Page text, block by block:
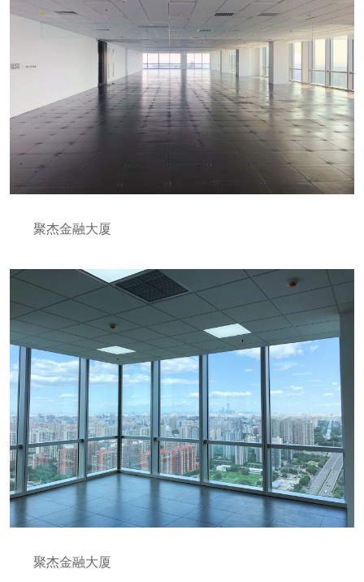
聚杰金融大厦
聚杰金融大厦